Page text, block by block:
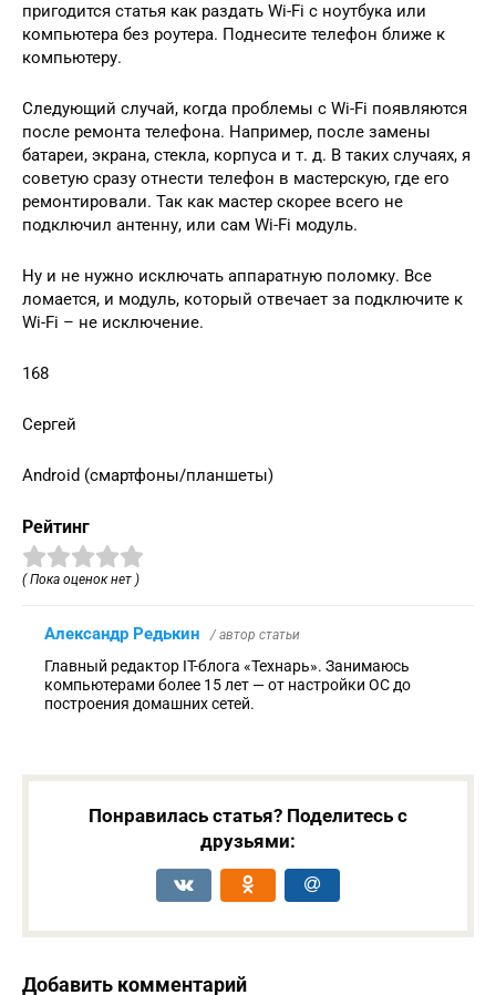
пригодится статья как раздать Wi-Fi с ноутбука или
компьютера без роутера. Поднесите телефон ближе к
компьютеру.
Следующий случай, когда проблемы с Wi-Fi появляются
после ремонта телефона. Например, после замены
батареи, экрана, стекла, корпуса и т. д. В таких случаях, я
советую сразу отнести телефон в мастерскую, где его
ремонтировали. Так как мастер скорее всего не
подключил антенну, или сам Wi-Fi модуль.
Ну и не нужно исключать аппаратную поломку. Все
ломается, и модуль, который отвечает за подключите к
Wi-Fi – не исключение.
168
Сергей
Android (смартфоны/планшеты)
Рейтинг
( Пока оценок нет )
Александр Редькин / автор статьи
Главный редактор IT-блога «Технарь». Занимаюсь
компьютерами более 15 лет — от настройки ОС до
построения домашних сетей.
Понравилась статья? Поделитесь с
друзьями:
Добавить комментарий